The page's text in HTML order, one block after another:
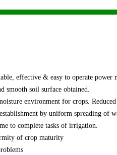
effective & easy to operate power
smooth soil surface obtained.
environment for crops.
by uniform spreading of
to complete tasks of irrigation.
of crop maturity